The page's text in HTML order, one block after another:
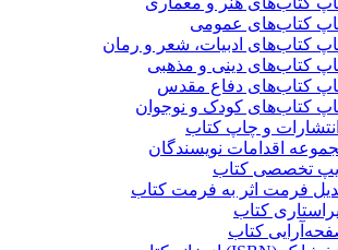
کتاب‌های عمومی
کتاب‌های ادبیات، شعر و رمان
کتاب‌های دینی و مذهبی
کتاب‌های دفاع مقدس
کتاب‌های کودک و نوجوان
و چاپ کتاب
اقدامات نویسندگان
تخصصی کتاب
فرمت اثر به فرمت کتاب
کتاب
کتاب